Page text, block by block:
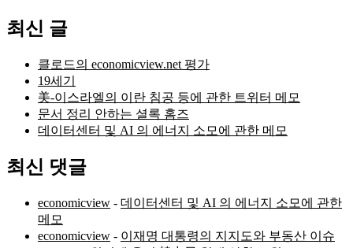
최신 글
클로드의 economicview.net 평가
19세기
美-이스라엘의 이란 침공 등에 관한 트위터 메모
문서 정리 안하는 셜록 홈즈
데이터센터 및 AI 의 에너지 소모에 관한 메모
최신 댓글
economicview - 데이터센터 및 AI 의 에너지 소모에 관한
메모
economicview - 이재명 대통령의 지지도와 부동산 이슈